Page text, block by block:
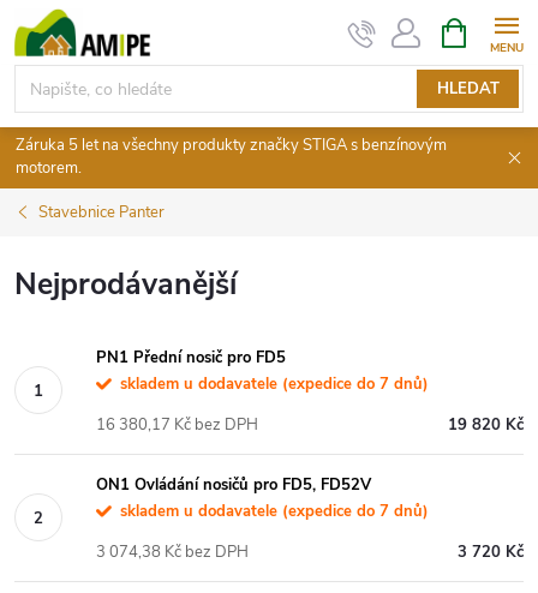
na
obsah
HLEDAT
NÁKUPNÍ
KOŠÍK
Záruka 5 let na všechny produkty značky STIGA s benzínovým
motorem.
Stavebnice Panter
Nejprodávanější
PN1 Přední nosič pro FD5
skladem u dodavatele (expedice do 7 dnů)
19 820 Kč
16 380,17 Kč bez DPH
ON1 Ovládání nosičů pro FD5, FD52V
skladem u dodavatele (expedice do 7 dnů)
3 720 Kč
3 074,38 Kč bez DPH